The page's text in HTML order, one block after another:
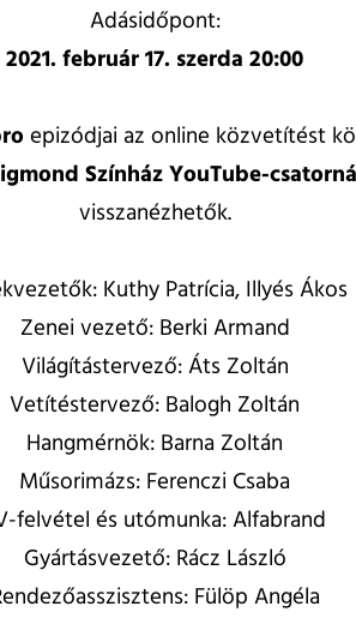
Adásidőpont:
2021. február 17. szerda 20:00
epizódjai az online közvetítést
Színház YouTube-
visszanézhetők.
Kuthy Patrícia, Illyés Ákos
Zenei vezető: Berki Armand
Világítástervező: Áts Zoltán
Vetítéstervező: Balogh Zoltán
Hangmérnök: Barna Zoltán
Műsorimázs: Ferenczi Csaba
felvétel és utómunka: Alfabrand
Gyártásvezető: Rácz László
Fülöp Angéla